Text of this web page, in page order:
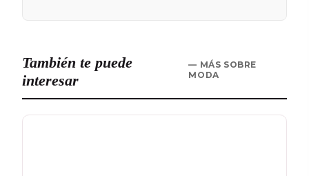
También te puede
interesar
— MÁS SOBRE
MODA